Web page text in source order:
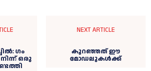
​ഗം​
ഒരു
NEXT ARTICLE
കുറഞ്ഞത്‌ ഈ
മോഡലുകൾക്ക്‌